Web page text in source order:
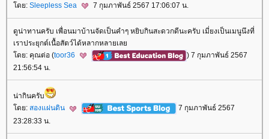
ดย: Sleepless Sea 7 กุมภาพันธ์ 2567 17:06:07 น.
ดูน่าทานครับ เพื่อนมาบ้านจัดเป็นคำๆ หยิบกินสะดวกดีนะครับ เมี่ยงเป็นเมนูนึงที่
เราประยุกต์เนื้อสัตว์ได้หลากหลายเล
ดย: คุณต่อ (toor36
) 7 กุมภาพันธ์ 2567
21:56:54 น.
น่ากินครับ
ดย: สองแผ่นดิน
7 กุมภาพันธ์ 2567
23:28:33 น.